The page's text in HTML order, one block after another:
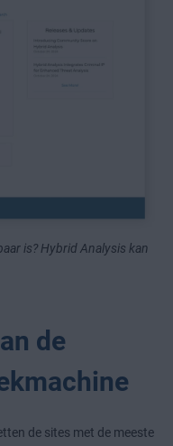
is? Hybrid Analysis kan
de
de sites met de meeste